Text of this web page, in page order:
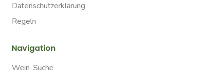
Datenschutzerklärung
Regeln
Navigation
Wein-Suche